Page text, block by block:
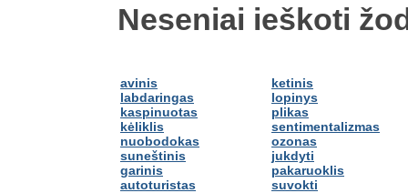
Neseniai ieškoti
avinis
labdaringas
kaspinuotas
kėliklis
nuobodokas
suneštinis
garinis
autoturistas
ketinis
lopinys
plikas
sentimentalizmas
ozonas
jukdyti
pakaruoklis
suvokti